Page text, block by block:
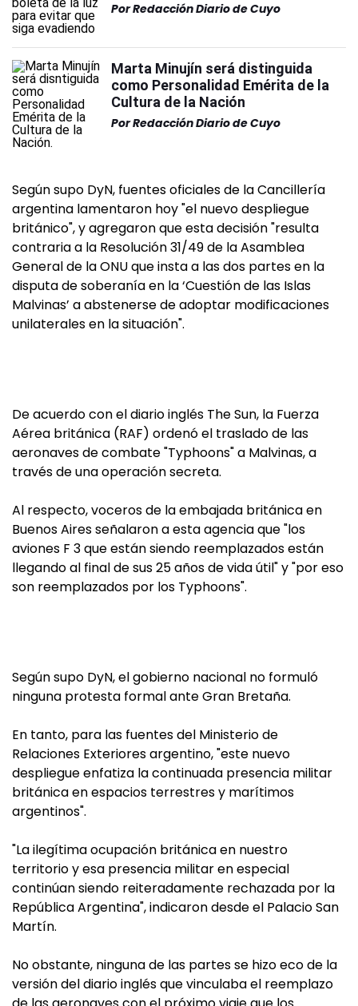
PorRedacción Diario de Cuyo
Marta Minujín será distinguida
como Personalidad Emérita de la
Cultura de la Nación
PorRedacción Diario de Cuyo
Según supo DyN, fuentes oficiales de la Cancillería
argentina lamentaron hoy "el nuevo despliegue
británico", y agregaron que esta decisión "resulta
contraria a la Resolución 31/49 de la Asamblea
General de la ONU que insta a las dos partes en la
disputa de soberanía en la ‘Cuestión de las Islas
Malvinas’ a abstenerse de adoptar modificaciones
unilaterales en la situación".
De acuerdo con el diario inglés The Sun, la Fuerza
Aérea británica (RAF) ordenó el traslado de las
aeronaves de combate "Typhoons" a Malvinas, a
través de una operación secreta.
Al respecto, voceros de la embajada británica en
Buenos Aires señalaron a esta agencia que "los
aviones F 3 que están siendo reemplazados están
llegando al final de sus 25 años de vida útil" y "por eso
son reemplazados por los Typhoons".
Según supo DyN, el gobierno nacional no formuló
ninguna protesta formal ante Gran Bretaña.
En tanto, para las fuentes del Ministerio de
Relaciones Exteriores argentino, "este nuevo
despliegue enfatiza la continuada presencia militar
británica en espacios terrestres y marítimos
argentinos".
"La ilegítima ocupación británica en nuestro
territorio y esa presencia militar en especial
continúan siendo reiteradamente rechazada por la
República Argentina", indicaron desde el Palacio San
Martín.
No obstante, ninguna de las partes se hizo eco de la
versión del diario inglés que vinculaba el reemplazo